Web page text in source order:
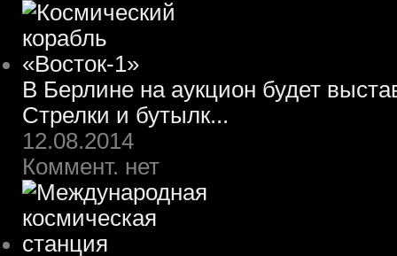
В Берлине на аукцион будет
Стрелки и бутылк...
12.08.2014
Коммент. нет